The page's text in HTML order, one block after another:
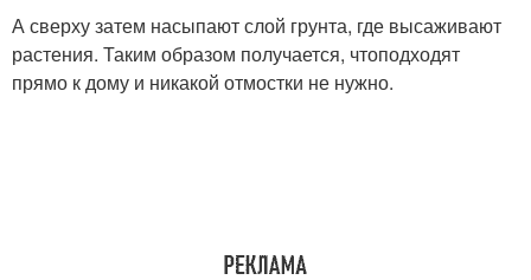
А сверху затем насыпают слой грунта, где высаживают
растения. Таким образом получается, чтоподходят
прямо к дому и никакой отмостки не нужно.